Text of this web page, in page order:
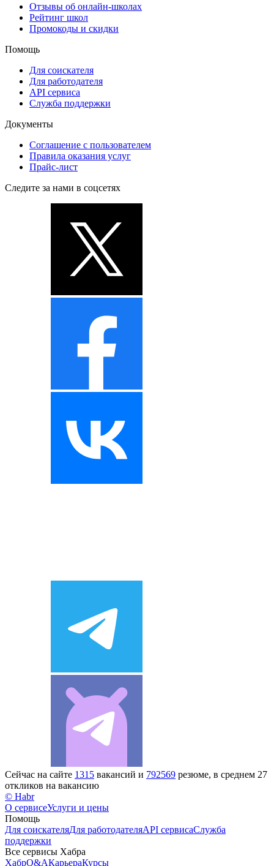
Отзывы об онлайн-школах
Рейтинг школ
Промокоды и скидки
Помощь
Для соискателя
Для работодателя
API сервиса
Служба поддержки
Документы
Соглашение с пользователем
Правила оказания услуг
Прайс-лист
Следите за нами в соцсетях
Сейчас на сайте 1315 вакансий и 792569 резюме, в среднем 27
откликов на вакансию
© Habr
О сервисеУслуги и цены
Помощь
Для соискателяДля работодателяAPI сервисаСлужба
поддержки
Все сервисы Хабра
ХабрQ&AКарьераКурсы